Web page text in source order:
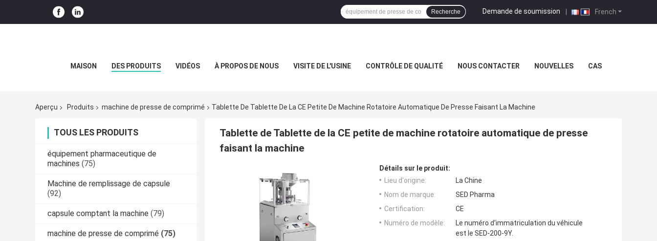
French
Demande de soumission |
Recherche
MAISON DES PRODUITS VIDÉOS À PROPOS DE NOUS VISITE DE L'USINE CONTRÔLE DE QUALITÉ NOUS CONTACTER NOUVELLES CAS
Aperçu Produits machine de presse de comprimé Tablette De Tablette De La CE Petite De Machine Rotatoire Automatique De Presse Faisant La Machine
TOUS LES PRODUITS
équipement pharmaceutique de
machines (75)
Machine de remplissage de capsule
(92)
capsule comptant la machine (79)
machine de presse de comprimé (75)
Tablette de Tablette de la CE petite de machine rotatoire automatique de presse
faisant la machine
Détails sur le produit:
Lieu d'origine:
La Chine
Nom de marque:
SED Pharma
Certification:
CE
Numéro de modèle:
Le numéro d'immatriculation du véhicule
est le SED-200-9Y.